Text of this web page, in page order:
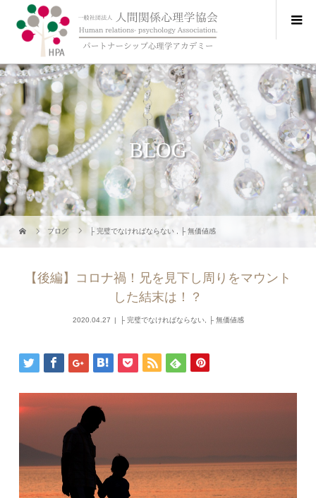
BLOG
ブログ ├ 完璧でなければならない ├ 無価値感
【後編】コロナ禍！兄を見下し周りをマウント
した結末は！？
2020.04.27 ├ 完璧でなければならない, ├ 無価値感